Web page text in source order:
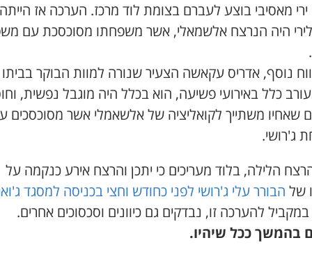
מאסיבי בוצע לעברם בצומת לוד מרכז. הערכה אז הייתה
היה הנרצח אלשמאלי, אשר משפחתו מסוכסכת עם
נוסף, אדריס עקאשה הצעיר שנורה למוות הבוקר
כלל באירועי פשיעה, הוא בכלל היה מוגבל נפשית,
שאחיו משתייך לקואליציה של אלשאמלי אשר מסוכסכים
ג'רושי.
הלילה, בלוד מעריכים כי יתכן והרצח אירע כנקמה על
של הבורר עלי ג'רושי לפני כחודש וחצי בכניסה למסגד
להערכה זו, נבדקים גם כיוונים וסכסוכים אחרים.
בהמשך ככל שיהיו.